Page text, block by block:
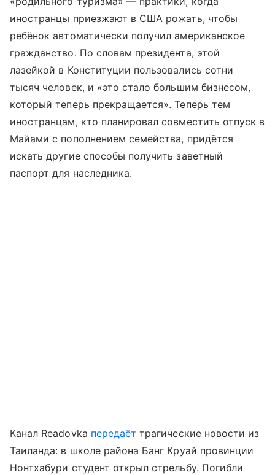
иностранцы приезжают в США рожать, чтобы
ребёнок автоматически получил американское
гражданство. По словам президента, этой
лазейкой в Конституции пользовались сотни
тысяч человек, и «это стало большим бизнесом,
который теперь прекращается». Теперь тем
иностранцам, кто планировал совместить отпуск в
Майами с пополнением семейства, придётся
искать другие способы получить заветный
паспорт для наследника.
Канал Readovka передаёт трагические новости из
Таиланда: в школе района Банг Круай провинции
Нонтхабури студент открыл стрельбу. Погибли